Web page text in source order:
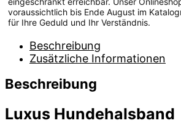
voraussichtlich bis Ende August im
für Ihre Geduld und Ihr Verständnis.
Beschreibung
Zusätzliche Informationen
Beschreibung
Luxus Hundehalsband